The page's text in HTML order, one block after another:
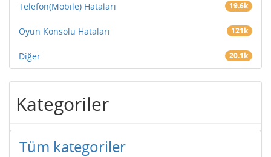
Telefon(Mobile) Hataları 19.6k
Oyun Konsolu Hataları 121k
Diğer 20.1k
Kategoriler
Tüm kategoriler